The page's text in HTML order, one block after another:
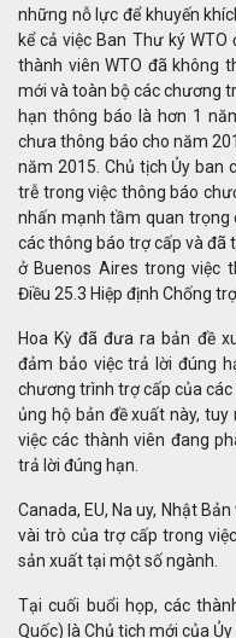
những nỗ lực để khuyến
kể cả việc Ban Thư ký
thành viên WTO đã không
mới và toàn bộ các chương
hạn thông báo là hơn 1
chưa thông báo cho năm
năm 2015. Chủ tịch Ủy ban
trễ trong việc thông báo
nhấn mạnh tầm quan trọng
các thông báo trợ cấp và đã
ở Buenos Aires trong việc
Điều 25.3 Hiệp định Chống trợ
Hoa Kỳ đã đưa ra bản đề
đảm bảo việc trả lời đúng
chương trình trợ cấp của
ủng hộ bản đề xuất này,
việc các thành viên đang
trả lời đúng hạn.
Canada, EU, Na uy, Nhật
vài trò của trợ cấp trong
sản xuất tại một số ngành.
Tại cuối buổi họp, các
Quốc) là Chủ tịch mới của Ủy